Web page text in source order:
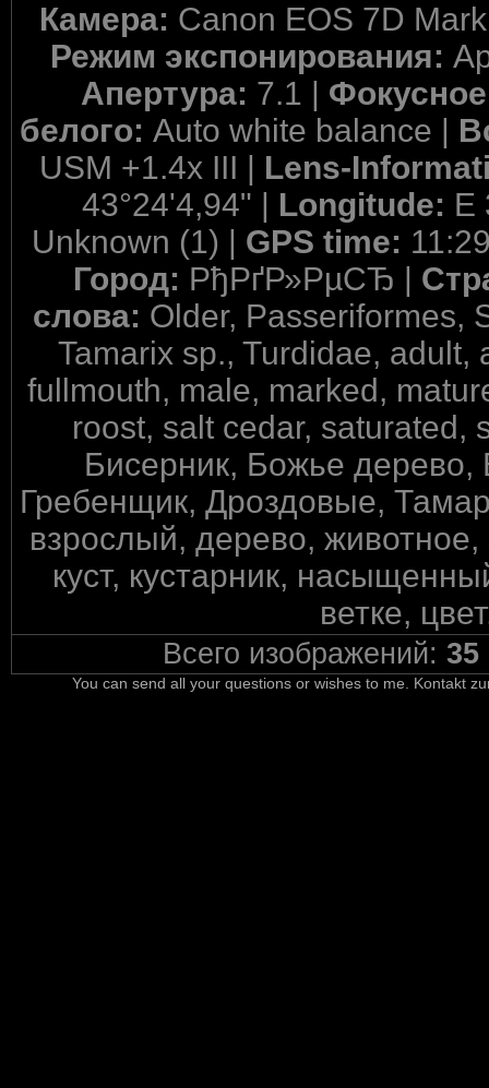
Камера: Canon EOS 7D
Режим экспонирования:
Апертура: 7.1 |
белого:Auto white balance |
USM +1.4x III | Lens-
43°24'4,94" | Longitude: E
Unknown (1) | GPS time:
Город: РђРґР»РµСЂ |
слова: Older, Passeriformes,
Tamarix sp., Turdidae,
fullmouth, male, marked,
roost, salt cedar, saturated,
Бисерник, Божье дерево,
Гребенщик, Дроздовые,
взрослый, дерево,
куст, кустарник,
ветке,
Всего изображений:35
You can send all your questions or wishes to me. Kontakt